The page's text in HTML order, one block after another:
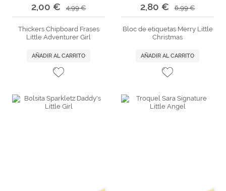
2,00 € 4,99 €
Thickers Chipboard Frases
Little Adventurer Girl
AÑADIR AL CARRITO
2,80 € 6,99 €
Bloc de etiquetas Merry Little
Christmas
AÑADIR AL CARRITO